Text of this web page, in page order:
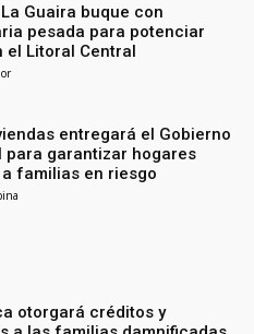
Guaira buque con
pesada para potenciar
el Litoral Central
entregará el Gobierno
para garantizar hogares
familias en riesgo
otorgará créditos y